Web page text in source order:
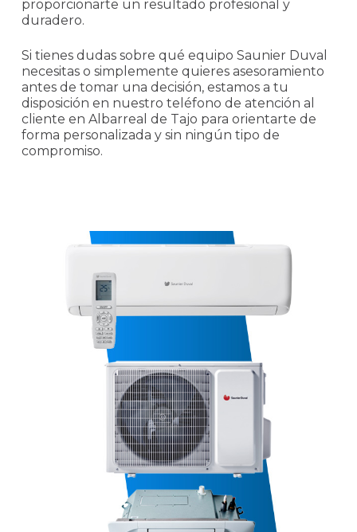
proporcionarte un resultado profesional y
duradero.
Si tienes dudas sobre qué equipo Saunier Duval
necesitas o simplemente quieres asesoramiento
antes de tomar una decisión, estamos a tu
disposición en nuestro teléfono de atención al
cliente en Albarreal de Tajo para orientarte de
forma personalizada y sin ningún tipo de
compromiso.